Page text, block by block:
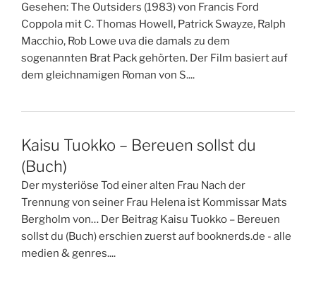
Gesehen: The Outsiders (1983) von Francis Ford
Coppola mit C. Thomas Howell, Patrick Swayze, Ralph
Macchio, Rob Lowe uva die damals zu dem
sogenannten Brat Pack gehörten. Der Film basiert auf
dem gleichnamigen Roman von S....
Kaisu Tuokko – Bereuen sollst du
(Buch)
Der mysteriöse Tod einer alten Frau Nach der
Trennung von seiner Frau Helena ist Kommissar Mats
Bergholm von… Der Beitrag Kaisu Tuokko – Bereuen
sollst du (Buch) erschien zuerst auf booknerds.de - alle
medien & genres....